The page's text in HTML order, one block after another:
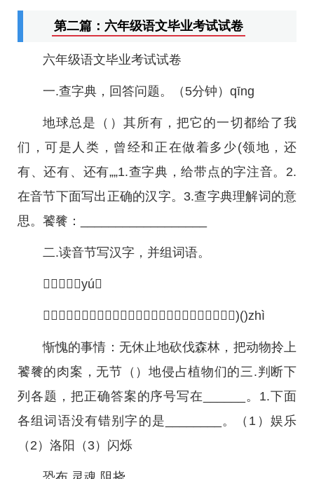
第二篇：六年级语文毕业考试试卷
六年级语文毕业考试试卷
一.查字典，回答问题。（5分钟）qīng
地球总是（）其所有，把它的一切都给了我
们，可是人类，曾经和正在做着多少(领地，还
有、还有、还有„„1.查字典，给带点的字注音。2.
在音节下面写出正确的汉字。3.查字典理解词的意
思。饕餮：__________________
二.读音节写汉字，并组词语。
（（yú
（（）（）（）（）（）（）（）（）（））））)()zhì
惭愧的事情：无休止地砍伐森林，把动物拎上
饕餮的肉案，无节（）地侵占植物们的三.判断下
列各题，把正确答案的序号写在______。1.下面
各组词语没有错别字的是________。（1）娱乐
（2）洛阳（3）闪烁